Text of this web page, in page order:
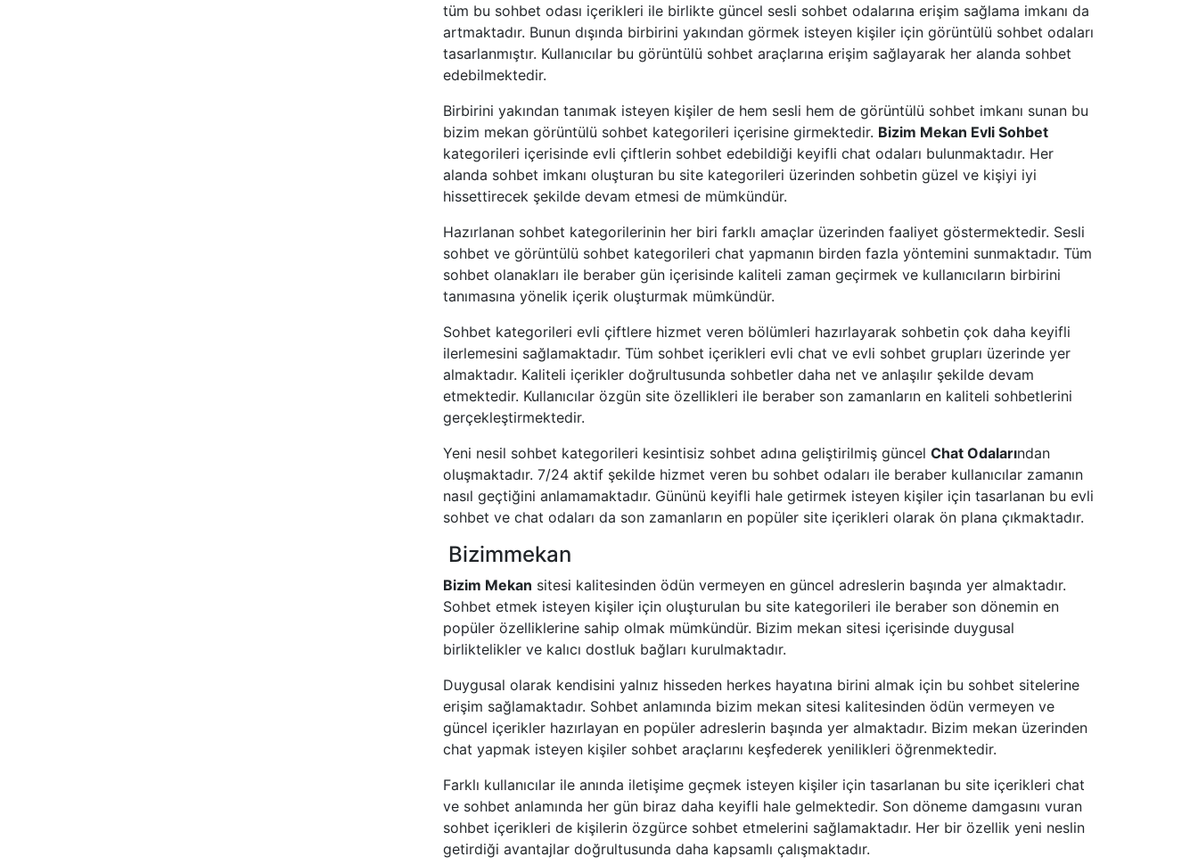
tüm bu sohbet odası içerikleri ile birlikte güncel sesli sohbet odalarına erişim sağlama imkanı da
artmaktadır. Bunun dışında birbirini yakından görmek isteyen kişiler için görüntülü sohbet odaları
tasarlanmıştır. Kullanıcılar bu görüntülü sohbet araçlarına erişim sağlayarak her alanda sohbet
edebilmektedir.
Birbirini yakından tanımak isteyen kişiler de hem sesli hem de görüntülü sohbet imkanı sunan bu
bizim mekan görüntülü sohbet kategorileri içerisine girmektedir. Bizim Mekan Evli Sohbet
kategorileri içerisinde evli çiftlerin sohbet edebildiği keyifli chat odaları bulunmaktadır. Her
alanda sohbet imkanı oluşturan bu site kategorileri üzerinden sohbetin güzel ve kişiyi iyi
hissettirecek şekilde devam etmesi de mümkündür.
Hazırlanan sohbet kategorilerinin her biri farklı amaçlar üzerinden faaliyet göstermektedir. Sesli
sohbet ve görüntülü sohbet kategorileri chat yapmanın birden fazla yöntemini sunmaktadır. Tüm
sohbet olanakları ile beraber gün içerisinde kaliteli zaman geçirmek ve kullanıcıların birbirini
tanımasına yönelik içerik oluşturmak mümkündür.
Sohbet kategorileri evli çiftlere hizmet veren bölümleri hazırlayarak sohbetin çok daha keyifli
ilerlemesini sağlamaktadır. Tüm sohbet içerikleri evli chat ve evli sohbet grupları üzerinde yer
almaktadır. Kaliteli içerikler doğrultusunda sohbetler daha net ve anlaşılır şekilde devam
etmektedir. Kullanıcılar özgün site özellikleri ile beraber son zamanların en kaliteli sohbetlerini
gerçekleştirmektedir.
Yeni nesil sohbet kategorileri kesintisiz sohbet adına geliştirilmiş güncel Chat Odalarından
oluşmaktadır. 7/24 aktif şekilde hizmet veren bu sohbet odaları ile beraber kullanıcılar zamanın
nasıl geçtiğini anlamamaktadır. Gününü keyifli hale getirmek isteyen kişiler için tasarlanan bu evli
sohbet ve chat odaları da son zamanların en popüler site içerikleri olarak ön plana çıkmaktadır.
Bizimmekan
Bizim Mekan sitesi kalitesinden ödün vermeyen en güncel adreslerin başında yer almaktadır.
Sohbet etmek isteyen kişiler için oluşturulan bu site kategorileri ile beraber son dönemin en
popüler özelliklerine sahip olmak mümkündür. Bizim mekan sitesi içerisinde duygusal
birliktelikler ve kalıcı dostluk bağları kurulmaktadır.
Duygusal olarak kendisini yalnız hisseden herkes hayatına birini almak için bu sohbet sitelerine
erişim sağlamaktadır. Sohbet anlamında bizim mekan sitesi kalitesinden ödün vermeyen ve
güncel içerikler hazırlayan en popüler adreslerin başında yer almaktadır. Bizim mekan üzerinden
chat yapmak isteyen kişiler sohbet araçlarını keşfederek yenilikleri öğrenmektedir.
Farklı kullanıcılar ile anında iletişime geçmek isteyen kişiler için tasarlanan bu site içerikleri chat
ve sohbet anlamında her gün biraz daha keyifli hale gelmektedir. Son döneme damgasını vuran
sohbet içerikleri de kişilerin özgürce sohbet etmelerini sağlamaktadır. Her bir özellik yeni neslin
getirdiği avantajlar doğrultusunda daha kapsamlı çalışmaktadır.